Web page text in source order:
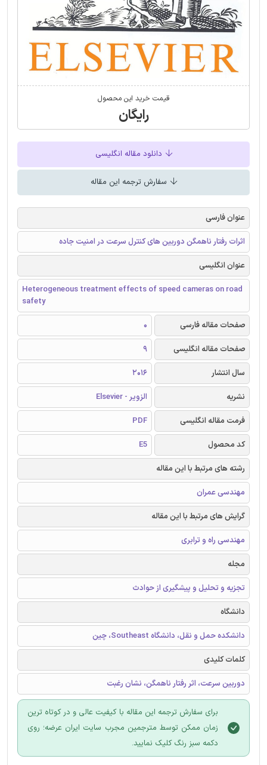
قیمت خرید این محصول
رایگان
دانلود مقاله انگلیسی
سفارش ترجمه این مقاله
عنوان فارسی
اثرات رفتار ناهمگن دوربین های کنترل سرعت در امنیت جاده
عنوان انگلیسی
Heterogeneous treatment effects of speed cameras on road
safety
صفحات مقاله فارسی
0
صفحات مقاله انگلیسی
9
سال انتشار
2016
نشریه
الزویر - Elsevier
فرمت مقاله انگلیسی
PDF
کد محصول
E5
رشته های مرتبط با این مقاله
مهندسی عمران
گرایش های مرتبط با این مقاله
مهندسی راه و ترابری
مجله
تجزیه و تحلیل و پیشگیری از حوادث
دانشگاه
دانشکده حمل و نقل، دانشگاه Southeast، چین
کلمات کلیدی
دوربین سرعت، اثر رفتار ناهمگن، نشان رغبت
برای سفارش ترجمه این مقاله با کیفیت عالی و در کوتاه ترین
زمان ممکن توسط مترجمین مجرب سایت ایران عرضه؛ روی
دکمه سبز رنگ کلیک نمایید.